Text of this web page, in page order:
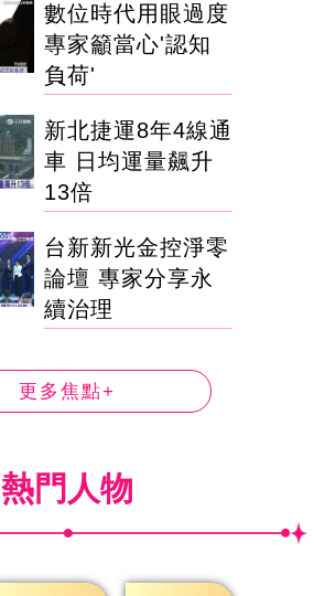
數位時代用眼過度
專家籲當心'認知
負荷'
新北捷運8年4線通
車 日均運量飆升
13倍
台新新光金控淨零
論壇 專家分享永
續治理
更多焦點+
熱門人物